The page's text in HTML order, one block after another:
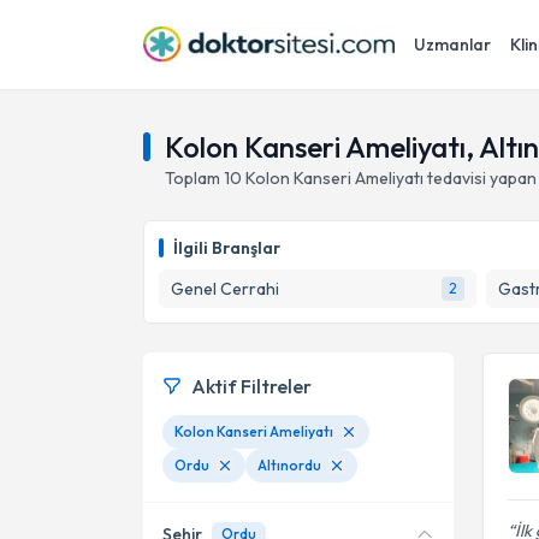
Uzmanlar
Kolon Kanseri Ameliyatı,
Toplam 10 Kolon Kanseri Ameliyatı tedavisi
İlgili Branşlar
Genel Cerrahi
2
İlk
Aktif Filtreler
Kolon Kanseri Ameliyatı
Ordu
Altınordu
Şehir Ordu